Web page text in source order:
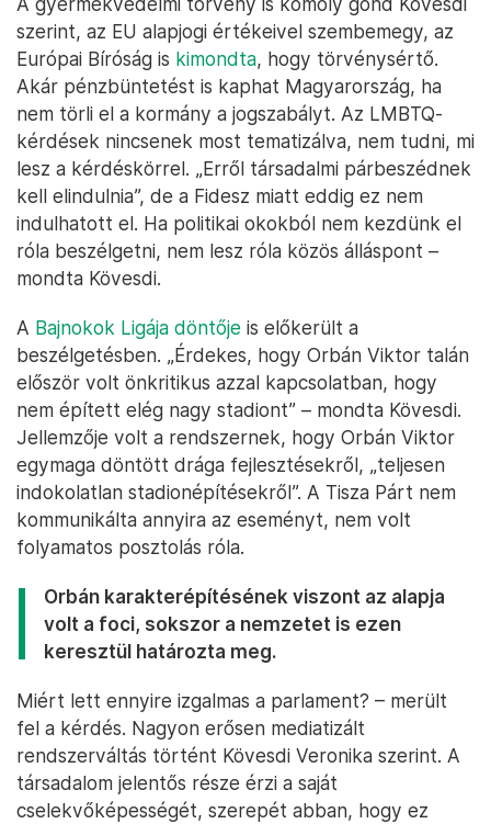
szerint, az EU alapjogi értékeivel szembemegy, az
Európai Bíróság is kimondta, hogy törvénysértő.
Akár pénzbüntetést is kaphat Magyarország, ha
nem törli el a kormány a jogszabályt. Az LMBTQ-
kérdések nincsenek most tematizálva, nem tudni, mi
lesz a kérdéskörrel. „Erről társadalmi párbeszédnek
kell elindulnia”, de a Fidesz miatt eddig ez nem
indulhatott el. Ha politikai okokból nem kezdünk el
róla beszélgetni, nem lesz róla közös álláspont –
mondta Kövesdi.
A Bajnokok Ligája döntője is előkerült a
beszélgetésben. „Érdekes, hogy Orbán Viktor talán
először volt önkritikus azzal kapcsolatban, hogy
nem épített elég nagy stadiont” – mondta Kövesdi.
Jellemzője volt a rendszernek, hogy Orbán Viktor
egymaga döntött drága fejlesztésekről, „teljesen
indokolatlan stadionépítésekről”. A Tisza Párt nem
kommunikálta annyira az eseményt, nem volt
folyamatos posztolás róla.
Orbán karakterépítésének viszont az alapja
volt a foci, sokszor a nemzetet is ezen
keresztül határozta meg.
Miért lett ennyire izgalmas a parlament? – merült
fel a kérdés. Nagyon erősen mediatizált
rendszerváltás történt Kövesdi Veronika szerint. A
társadalom jelentős része érzi a saját
cselekvőképességét, szerepét abban, hogy ez